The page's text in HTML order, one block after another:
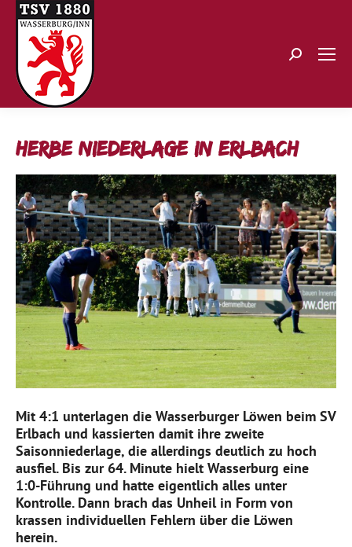
Search:
Herbe Niederlage in Erlbach
Mit 4:1 unterlagen die Wasserburger Löwen beim SV
Erlbach und kassierten damit ihre zweite
Saisonniederlage, die allerdings deutlich zu hoch
ausfiel. Bis zur 64. Minute hielt Wasserburg eine
1:0-Führung und hatte eigentlich alles unter
Kontrolle. Dann brach das Unheil in Form von
krassen individuellen Fehlern über die Löwen
herein.